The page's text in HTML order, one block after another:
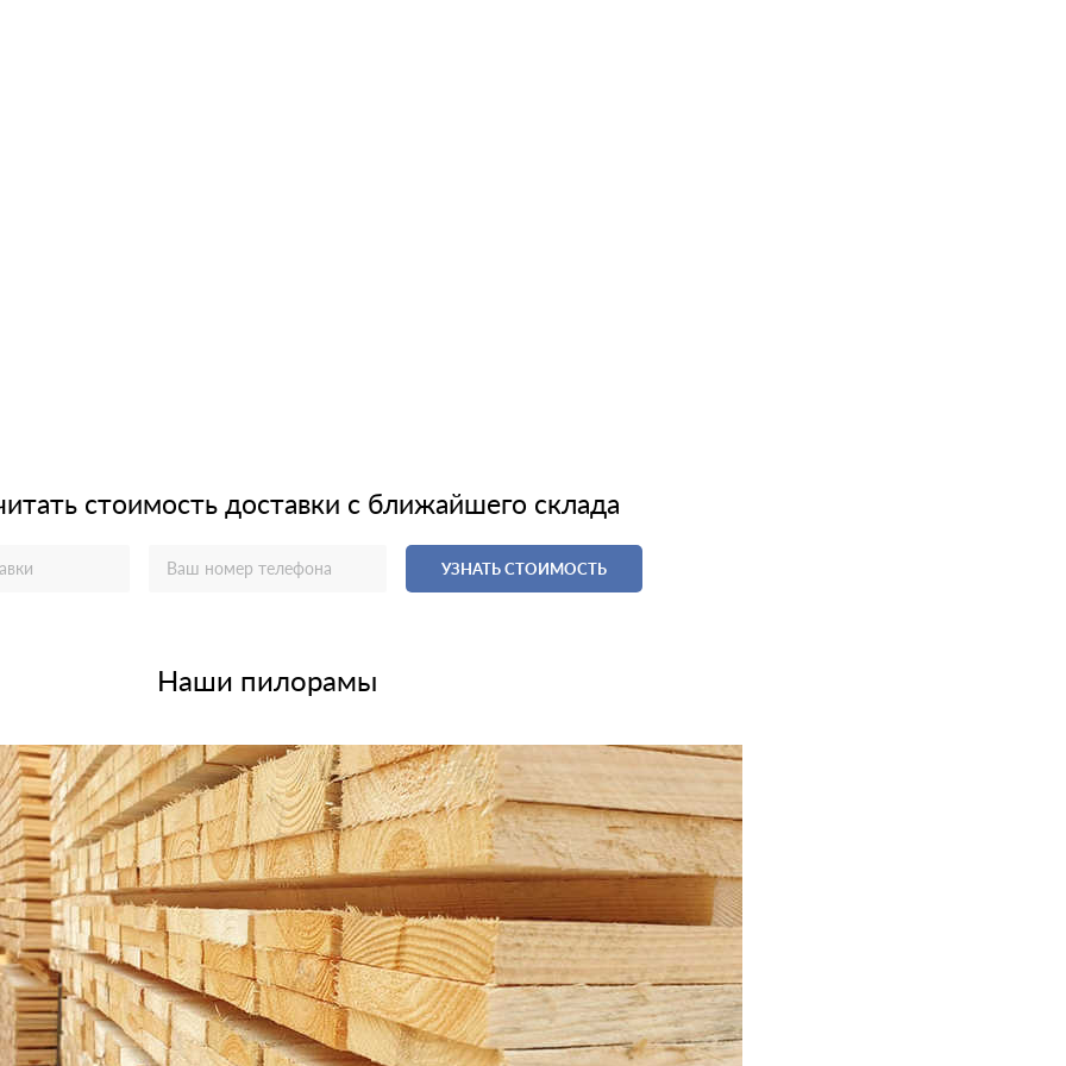
стоимость доставки с ближайшего склада
УЗНАТЬ СТОИМОСТЬ
Наши пилорамы